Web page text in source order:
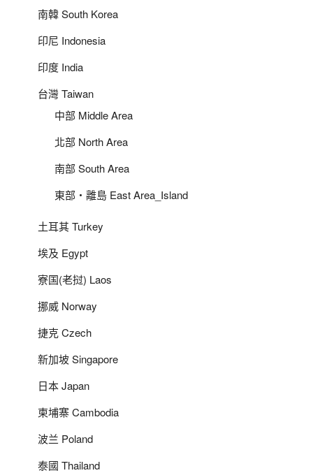
南韓 South Korea
印尼 Indonesia
印度 India
台灣 Taiwan
中部 Middle Area
北部 North Area
南部 South Area
東部‧離島 East Area_Island
土耳其 Turkey
埃及 Egypt
寮国(老挝) Laos
挪威 Norway
捷克 Czech
新加坡 Singapore
日本 Japan
柬埔寨 Cambodia
波兰 Poland
泰國 Thailand